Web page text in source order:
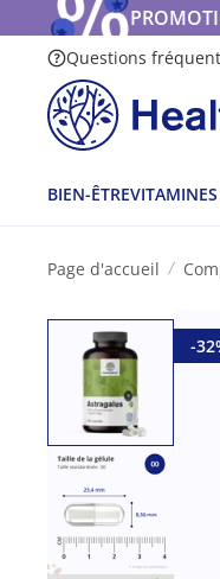
Questions
BIEN-ÊTRE
Page d'accueil
-